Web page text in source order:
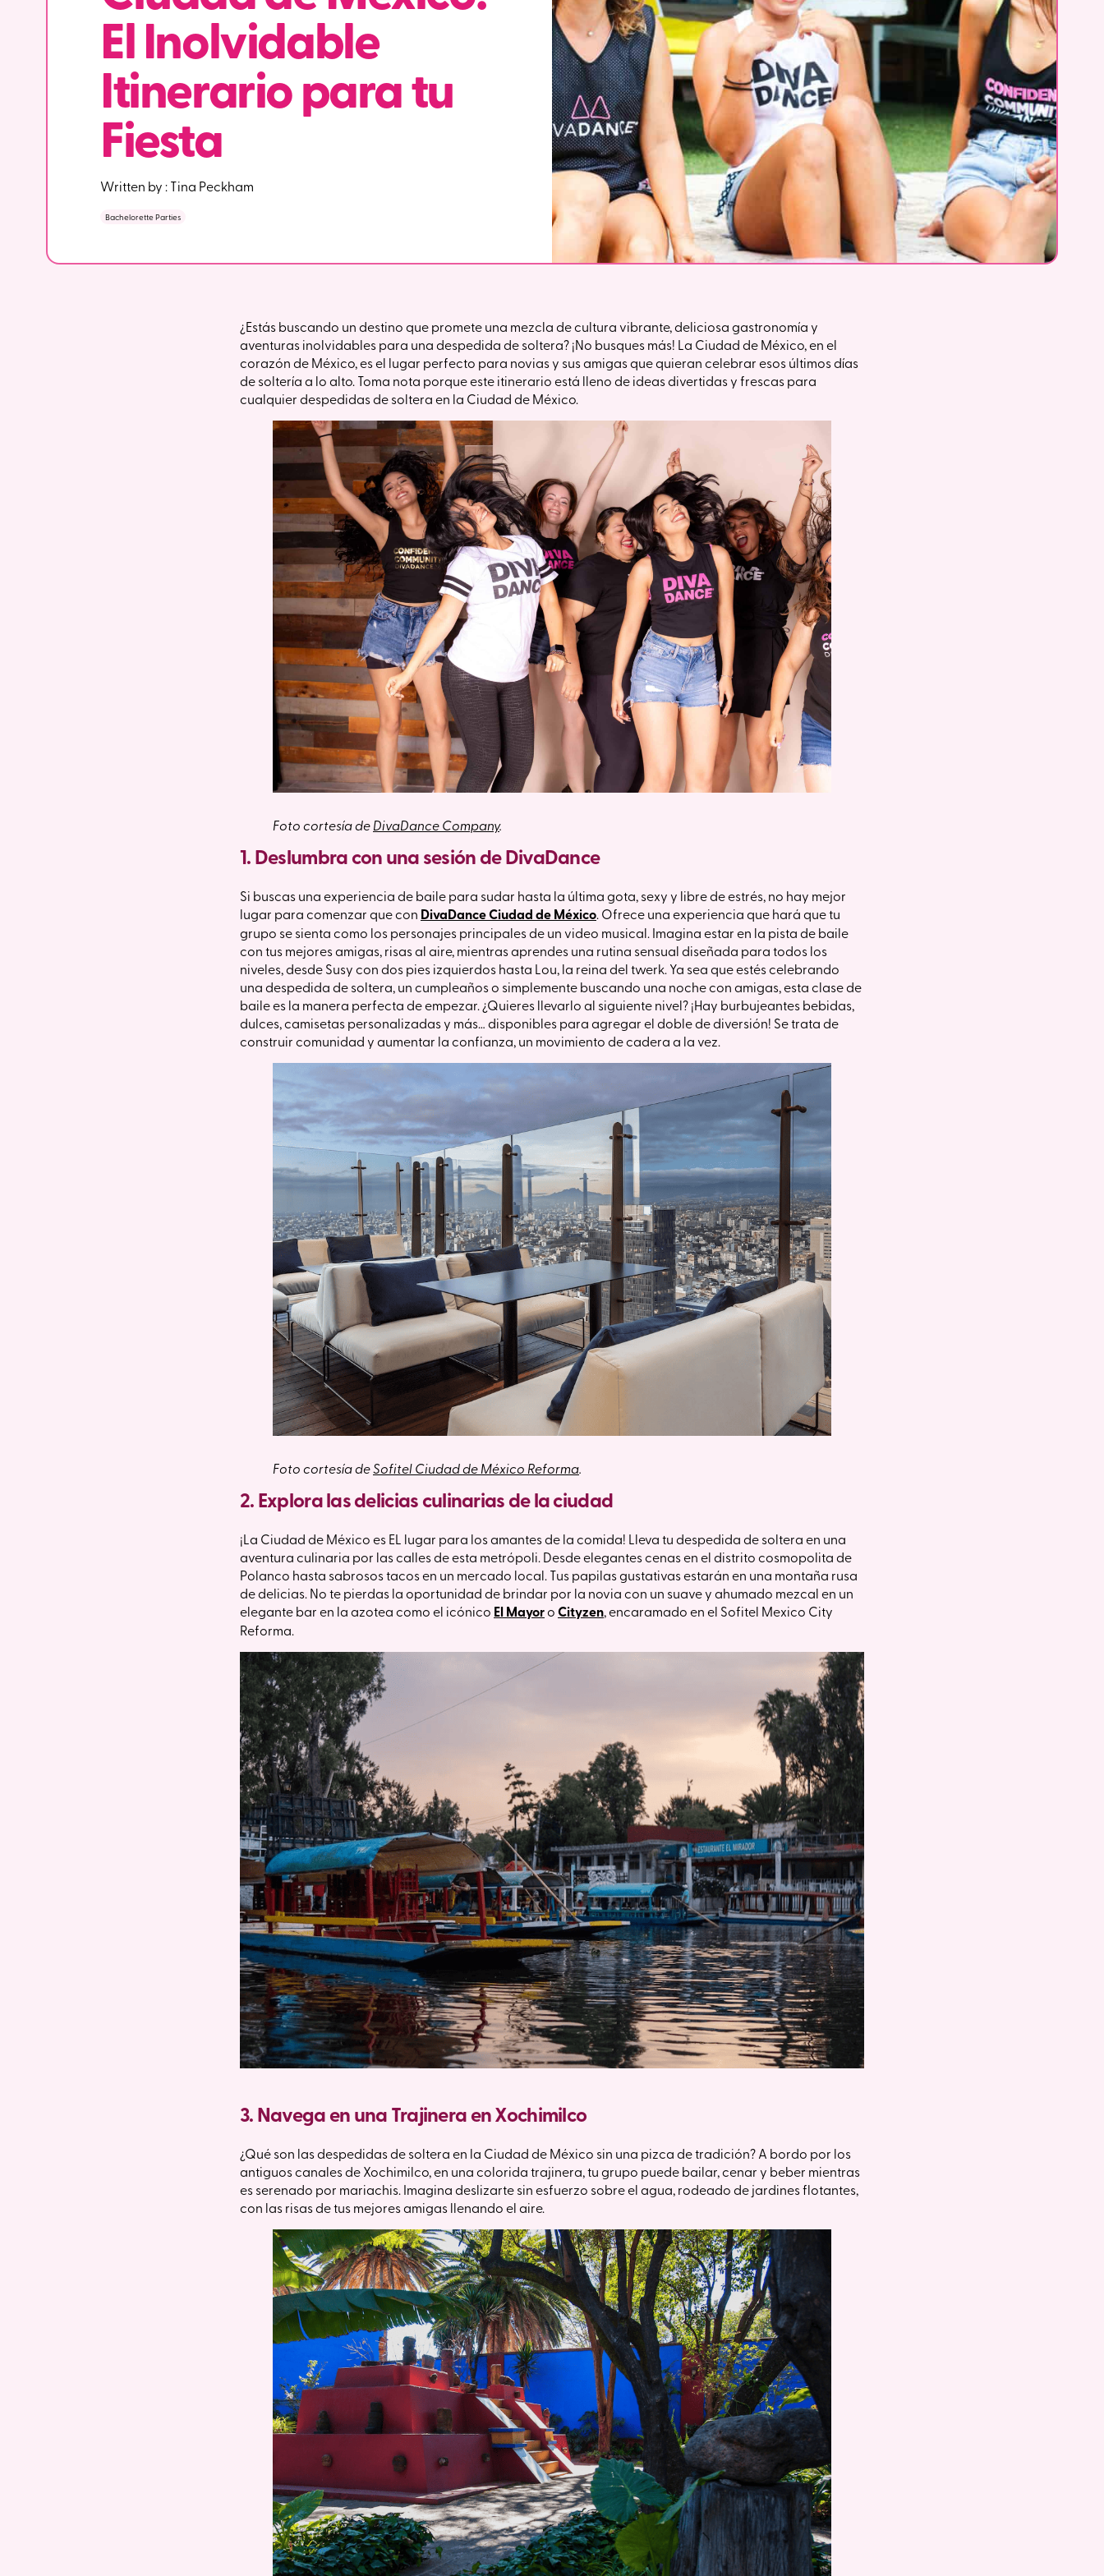
El Inolvidable
Itinerario para tu
Fiesta
Written by :Tina Peckham
Bachelorette Parties
¿Estás buscando un destino que promete una mezcla de cultura vibrante, deliciosa gastronomía y
aventuras inolvidables para una despedida de soltera? ¡No busques más! La Ciudad de México, en el
corazón de México, es el lugar perfecto para novias y sus amigas que quieran celebrar esos últimos días
de soltería a lo alto. Toma nota porque este itinerario está lleno de ideas divertidas y frescas para
cualquier despedidas de soltera en la Ciudad de México.
Foto cortesía deDivaDance Company.
1. Deslumbra con una sesión de DivaDance
Si buscas una experiencia de baile para sudar hasta la última gota, sexy y libre de estrés, no hay mejor
lugar para comenzar que con DivaDance Ciudad de México. Ofrece una experiencia que hará que tu
grupo se sienta como los personajes principales de un video musical. Imagina estar en la pista de baile
con tus mejores amigas, risas al aire, mientras aprendes una rutina sensual diseñada para todos los
niveles, desde Susy con dos pies izquierdos hasta Lou, la reina del twerk. Ya sea que estés celebrando
una despedida de soltera, un cumpleaños o simplemente buscando una noche con amigas, esta clase de
baile es la manera perfecta de empezar. ¿Quieres llevarlo al siguiente nivel? ¡Hay burbujeantes bebidas,
dulces, camisetas personalizadas y más… disponibles para agregar el doble de diversión! Se trata de
construir comunidad y aumentar la confianza, un movimiento de cadera a la vez.
Foto cortesía deSofitel Ciudad de México Reforma.
2. Explora las delicias culinarias de la ciudad
¡La Ciudad de México es EL lugar para los amantes de la comida! Lleva tu despedida de soltera en una
aventura culinaria por las calles de esta metrópoli. Desde elegantes cenas en el distrito cosmopolita de
Polanco hasta sabrosos tacos en un mercado local. Tus papilas gustativas estarán en una montaña rusa
de delicias. No te pierdas la oportunidad de brindar por la novia con un suave y ahumado mezcal en un
elegante bar en la azotea como el icónico El MayoroCityzen, encaramado en el Sofitel Mexico City
Reforma.
3. Navega en una Trajinera en Xochimilco
¿Qué son las despedidas de soltera en la Ciudad de México sin una pizca de tradición? A bordo por los
antiguos canales de Xochimilco, en una colorida trajinera, tu grupo puede bailar, cenar y beber mientras
es serenado por mariachis. Imagina deslizarte sin esfuerzo sobre el agua, rodeado de jardines flotantes,
con las risas de tus mejores amigas llenando el aire.